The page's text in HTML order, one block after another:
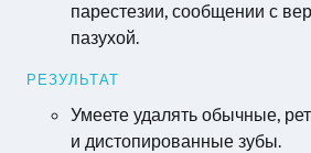
парестезии, сообщении с
пазухой.
РЕЗУЛЬТАТ
Умеете удалять обычные,
и дистопированные зубы.